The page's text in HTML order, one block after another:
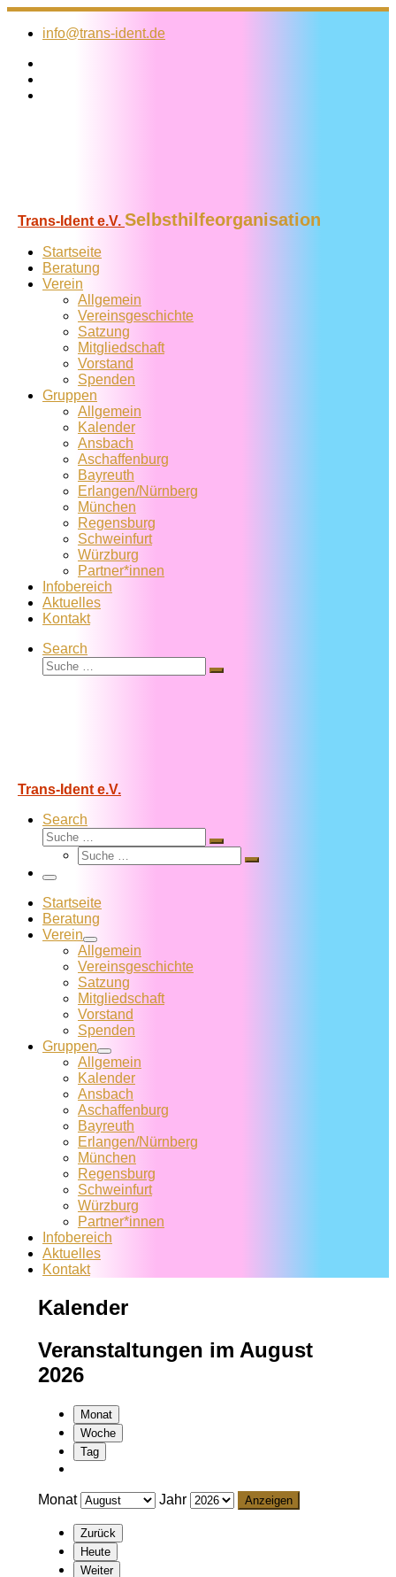
Zum
Inhalt
info@trans-ident.de
Trans-Ident e.V. Selbsthilfeorganisation
Startseite
Beratung
Verein
Allgemein
Vereins­geschichte
Satzung
Mitglied­schaft
Vorstand
Spenden
Gruppen
Allgemein
Kalender
Ansbach
Aschaffenburg
Bayreuth
Erlangen/Nürnberg
München
Regensburg
Schweinfurt
Würzburg
Partner*innen
Infobereich
Aktuelles
Kontakt
Search
Suche
Suche
Trans-Ident e.V.
Search
Suche
Suche
Suche
Suche
Menü
Startseite
Beratung
Verein
Allgemein
Vereins­geschichte
Satzung
Mitglied­schaft
Vorstand
Spenden
Gruppen
Allgemein
Kalender
Ansbach
Aschaffenburg
Bayreuth
Erlangen/Nürnberg
München
Regensburg
Schweinfurt
Würzburg
Partner*innen
Infobereich
Aktuelles
Kontakt
Kalender
Veranstaltungen im August
2026
Monat
Woche
Tag
Monat Jahr
Zurück
Heute
Weiter